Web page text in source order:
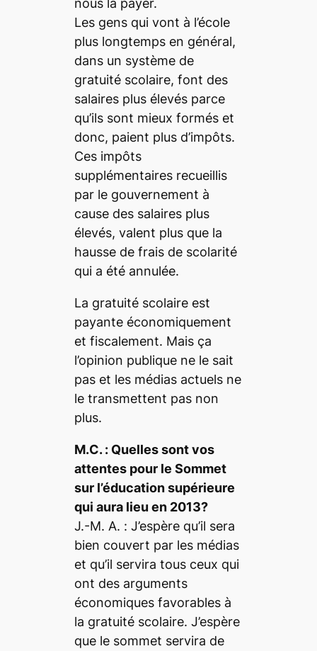
nous la payer.
Les gens qui vont à l’école
plus longtemps en général,
dans un système de
gratuité scolaire, font des
salaires plus élevés parce
qu’ils sont mieux formés et
donc, paient plus d’impôts.
Ces impôts
supplémentaires recueillis
par le gouvernement à
cause des salaires plus
élevés, valent plus que la
hausse de frais de scolarité
qui a été annulée.
La gratuité scolaire est
payante économiquement
et fiscalement. Mais ça
l’opinion publique ne le sait
pas et les médias actuels ne
le transmettent pas non
plus.
M.C. :Quelles sont vos
attentes pour le Sommet
sur l’éducation supérieure
qui aura lieu en 2013?
J.-M. A. : J’espère qu’il sera
bien couvert par les médias
et qu’il servira tous ceux qui
ont des arguments
économiques favorables à
la gratuité scolaire. J’espère
que le sommet servira de